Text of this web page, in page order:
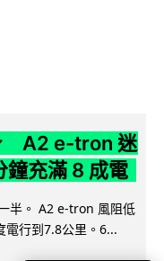
A2 e-tron 迷
充滿 8 成電
半。 A2 e-tron 風阻低
電行到7.8公里。6...